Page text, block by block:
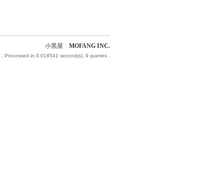
小黑屋 MOFANG INC.
, Processed in 0.018541 second(s), 9 queries .